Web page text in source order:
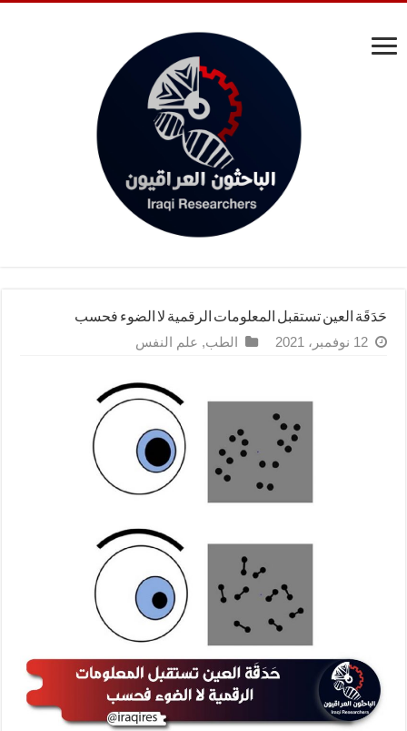
حَدَقَة العين تستقبل المعلومات الرقمية لا الضوء فحسب
12 نوفمبر، 2021 الطب, علم النفس